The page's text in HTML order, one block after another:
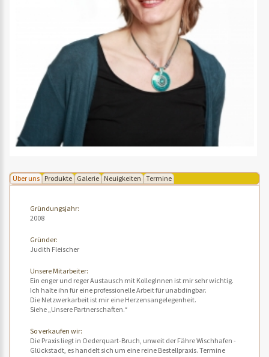
Über uns Produkte Galerie Neuigkeiten Termine
Gründungsjahr:
2008
Gründer:
Judith Fleischer
Unsere Mitarbeiter:
Ein enger und reger Austausch mit KollegInnen ist mir sehr wichtig.
Ich halte ihn für eine professionelle Arbeit für unabdingbar.
Die Netzwerkarbeit ist mir eine Herzensangelegenheit.
Siehe „Unsere Partnerschaften.“
So verkaufen wir:
Die Praxis liegt in Oederquart-Bruch, unweit der Fähre Wischhafen -
Glückstadt, es handelt sich um eine reine Bestellpraxis. Termine